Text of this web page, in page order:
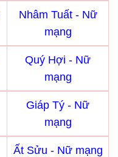
Nhâm Tuất - Nữ
mạng
Quý Hợi - Nữ
mạng
Giáp Tý - Nữ
mạng
Ất Sửu - Nữ mạng